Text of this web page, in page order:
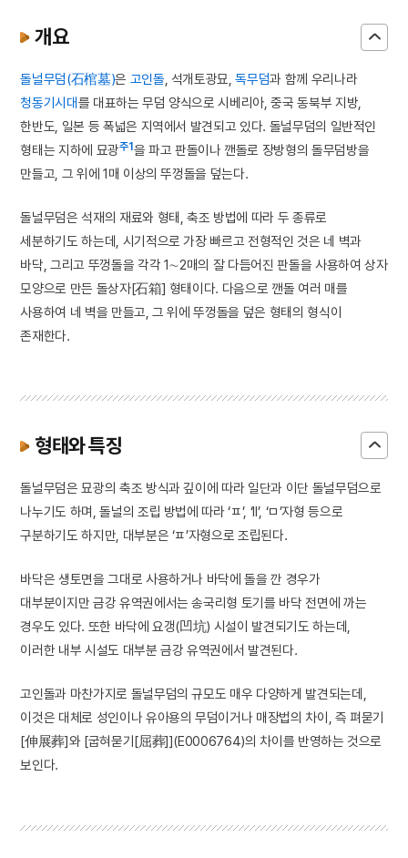
개요
돌널무덤(石棺墓)은 고인돌 , 석개토광묘,독무덤과 함께 우리나라
청동기시대를 대표하는 무덤 양식으로 시베리아, 중국 동북부 지방,
한반도, 일본 등 폭넓은 지역에서 발견되고 있다. 돌널무덤의 일반적인
형태는 지하에 묘광주1 을 파고 판돌이나 깬돌로 장방형의 돌무덤방을
만들고, 그 위에 1매 이상의 뚜껑돌을 덮는다.
돌널무덤은 석재의 재료와 형태, 축조 방법에 따라 두 종류로
세분하기도 하는데, 시기적으로 가장 빠르고 전형적인 것은 네 벽과
바닥, 그리고 뚜껑돌을 각각 1∼2매의 잘 다듬어진 판돌을 사용하여 상자
모양으로 만든 돌상자[石箱] 형태이다. 다음으로 깬돌 여러 매를
사용하여 네 벽을 만들고, 그 위에 뚜껑돌을 덮은 형태의 형식이
존재한다.
형태와 특징
돌널무덤은 묘광의 축조 방식과 깊이에 따라 일단과 이단 돌널무덤으로
나누기도 하며, 돌널의 조립 방법에 따라 ‘ㅍ’, ‘II’, ‘ㅁ’자형 등으로
구분하기도 하지만, 대부분은 ‘ㅍ’자형으로 조립된다.
바닥은 생토면을 그대로 사용하거나 바닥에 돌을 깐 경우가
대부분이지만 금강 유역권에서는 송국리형 토기를 바닥 전면에 까는
경우도 있다. 또한 바닥에 요갱(凹坑) 시설이 발견되기도 하는데,
이러한 내부 시설도 대부분 금강 유역권에서 발견된다.
고인돌과 마찬가지로 돌널무덤의 규모도 매우 다양하게 발견되는데,
이것은 대체로 성인이나 유아용의 무덤이거나 매장법의 차이, 즉 펴묻기
[伸展葬]와 [굽혀묻기[屈葬]](E0006764)의 차이를 반영하는 것으로
보인다.